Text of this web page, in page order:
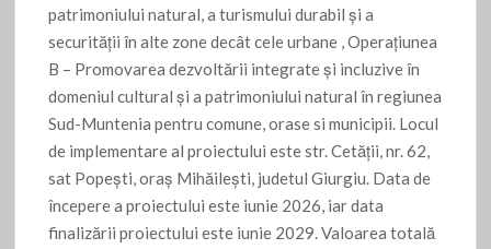
patrimoniului natural, a turismului durabil și a
securității în alte zone decât cele urbane , Operaţiunea
B – Promovarea dezvoltării integrate și incluzive în
domeniul cultural și a patrimoniului natural în regiunea
Sud-Muntenia pentru comune, orase si municipii. Locul
de implementare al proiectului este str. Cetății, nr. 62,
sat Popești, oraș Mihăilești, judetul Giurgiu. Data de
începere a proiectului este iunie 2026, iar data
finalizării proiectului este iunie 2029. Valoarea totală